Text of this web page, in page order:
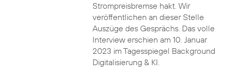
Strompreisbremse hakt. Wir
veröffentlichen an dieser Stelle
Auszüge des Gesprächs. Das volle
Interview erschien am 10. Januar
2023 im Tagesspiegel Background
Digitalisierung & KI.